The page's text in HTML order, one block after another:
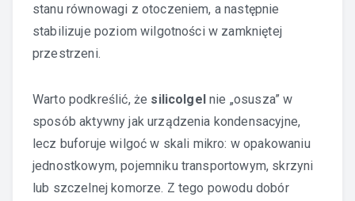
stanu równowagi z otoczeniem, a następnie
stabilizuje poziom wilgotności w zamkniętej
przestrzeni.
Warto podkreślić, że silicolgelnie „osusza” w
sposób aktywny jak urządzenia kondensacyjne,
lecz buforuje wilgoć w skali mikro: w opakowaniu
jednostkowym, pojemniku transportowym, skrzyni
lub szczelnej komorze. Z tego powodu dobór